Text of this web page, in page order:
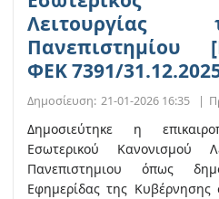
Πανεπιστημίου
ΦΕΚ 7391/
Δημοσίευση: 21-01-2026 16:35 |
Δημοσιεύτηκε η
Εσωτερικού Κανονισμού
Πανεπιστημιου όπως
Εφημερίδας της Κυβέρνησης